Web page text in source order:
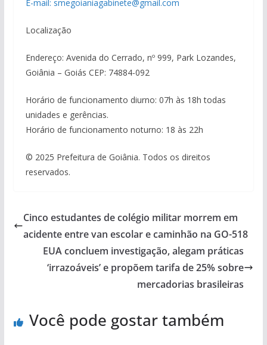
E-mail: smegoianiagabinete@gmail.com
Localização
Endereço: Avenida do Cerrado, nº 999, Park Lozandes,
Goiânia – Goiás CEP: 74884-092
Horário de funcionamento diurno: 07h às 18h todas
unidades e gerências.
Horário de funcionamento noturno: 18 às 22h
© 2025 Prefeitura de Goiânia. Todos os direitos
reservados.
Cinco estudantes de colégio militar morrem em
acidente entre van escolar e caminhão na GO-518
EUA concluem investigação, alegam práticas
‘irrazoáveis’ e propõem tarifa de 25% sobre
mercadorias brasileiras
Você pode gostar também